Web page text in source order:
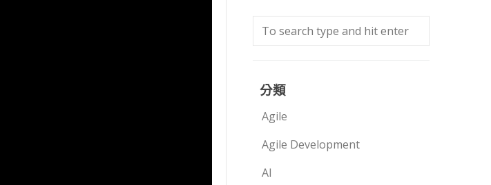
分類
Agile
Agile Development
AI